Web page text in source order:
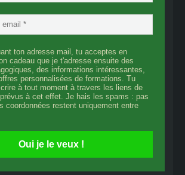
ton adresse mail, tu acceptes en
cadeau que je t'adresse ensuite des
des informations intéressantes,
personnalisées de formations. Tu
à tout moment à travers les liens de
à cet effet. Je hais les spams : pas
coordonnées restent uniquement entre
Oui je le veux !